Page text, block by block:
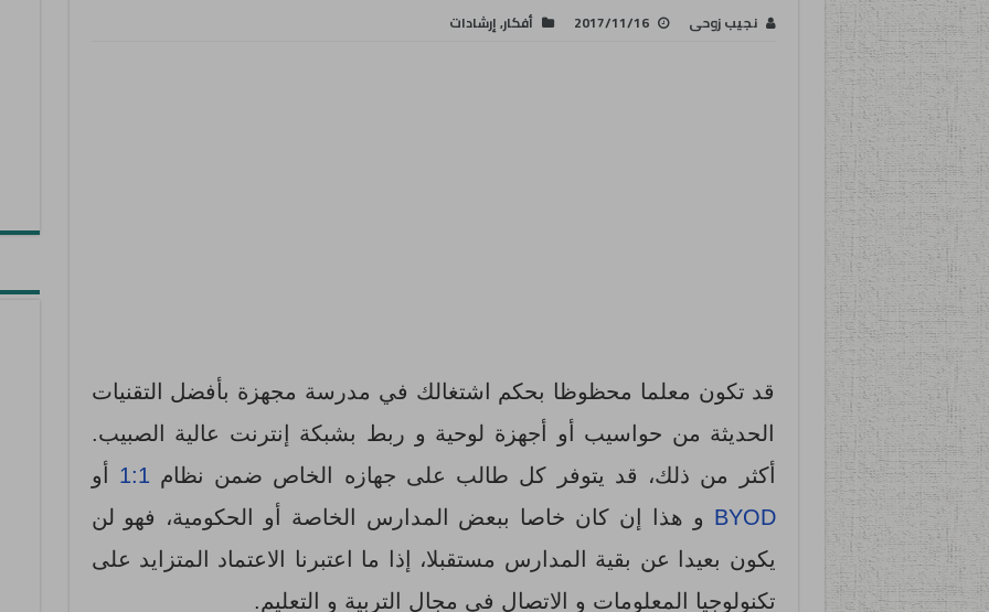
نجيب زوحى 2017/11/16 أفكار,إرشادات
قد تكون معلما محظوظا بحكم اشتغالك في مدرسة مجهزة بأفضل التقنيات
الحديثة من حواسيب أو أجهزة لوحية و ربط بشبكة إنترنت عالية الصبيب.
أكثر من ذلك، قد يتوفر كل طالب على جهازه الخاص ضمن نظام 1:1 أو
BYOD و هذا إن كان خاصا ببعض المدارس الخاصة أو الحكومية، فهو لن
يكون بعيدا عن بقية المدارس مستقبلا، إذا ما اعتبرنا الاعتماد المتزايد على
تكنولوجيا المعلومات و الاتصال في مجال التربية و التعليم.